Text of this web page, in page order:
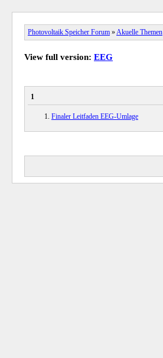
Photovoltaik Speicher Forum »Akuelle Themen
View full version: EEG
1
Finaler Leitfaden EEG-Umlage